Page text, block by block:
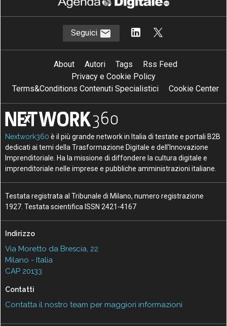
Seguici
About Autori Tags
Rss Feed
Privacy e Cookie Policy
Terms&Conditions Contenuti Specialistici
Cookie Center
Nextwork360 è il più grande network in Italia di testate e portali B2B
dedicati ai temi della Trasformazione Digitale e dell’Innovazione
Imprenditoriale. Ha la missione di diffondere la cultura digitale e
imprenditoriale nelle imprese e pubbliche amministrazioni italiane.
Testata registrata al Tribunale di Milano, numero registrazione
1927. Testata scientifica ISSN 2421-4167
Indirizzo
Via Moretto da Brescia, 22
Milano - Italia
CAP 20133
Contatti
Contatta il nostro team per maggiori informazioni